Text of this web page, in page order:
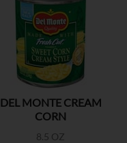
DEL MONTE CREAM
CORN
8.5 OZ